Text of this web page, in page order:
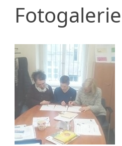
Fotogalerie